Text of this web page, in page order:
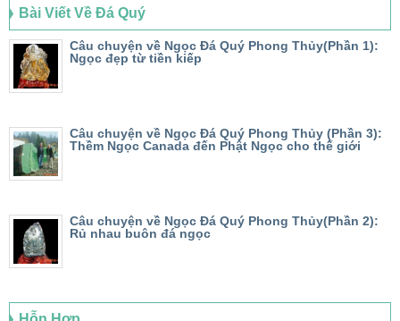
Bài Viết Về Đá Quý
Câu chuyện về Ngọc Đá Quý Phong Thủy(Phần 1):
Ngọc đẹp từ tiền kiếp
Câu chuyện về Ngọc Đá Quý Phong Thủy (Phần 3):
Thềm Ngọc Canada đến Phật Ngọc cho thế giới
Câu chuyện về Ngọc Đá Quý Phong Thủy(Phần 2):
Rủ nhau buôn đá ngọc